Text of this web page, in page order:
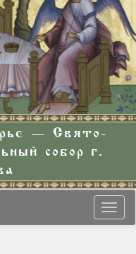
— Свято-
собор г.